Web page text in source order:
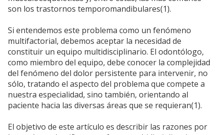
son los trastornos temporomandibulares(1).
Si entendemos este problema como un fenómeno
multifactorial, debemos aceptar la necesidad de
constituir un equipo multidisciplinario. El odontólogo,
como miembro del equipo, debe conocer la complejidad
del fenómeno del dolor persistente para intervenir, no
sólo, tratando el aspecto del problema que compete a
nuestra especialidad, sino también, orientando al
paciente hacia las diversas áreas que se requieran(1).
El objetivo de este artículo es describir las razones por